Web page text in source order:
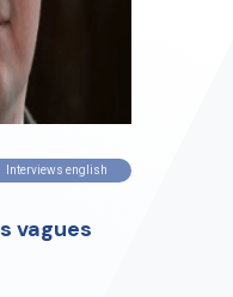
Interviews english
vagues